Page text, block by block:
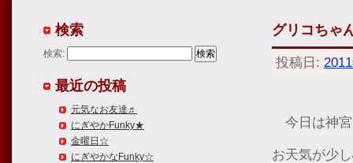
グリコちゃ
投稿日:
今日は神宮
お天気が少
検索
検索:
最近の投稿
元気なお友達♬
にぎやかFunky★
金曜日☆
にぎやかなFunky☆